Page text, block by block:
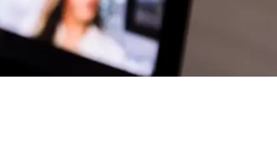
de blogue